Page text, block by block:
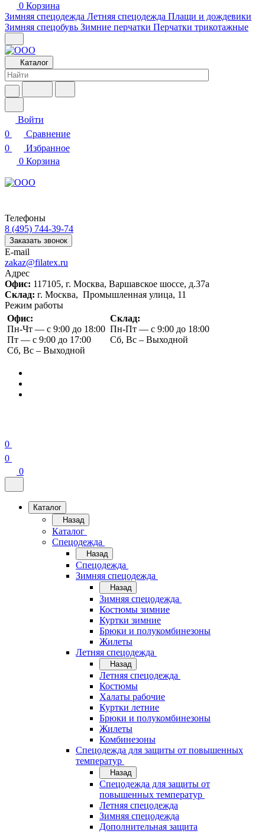
0 Корзина
Зимняя спецодежда Летняя спецодежда Плащи и дождевики
Зимняя спецобувь Зимние перчатки Перчатки трикотажные
Каталог
Войти
0
Сравнение
0
Избранное
0 Корзина
Телефоны
8 (495) 744-39-74
Заказать звонок
E-mail
zakaz@filatex.ru
Адрес
Офис: 117105, г. Москва, Варшавское шоссе, д.37а
Склад: г. Москва, Промышленная улица, 11
Режим работы
Офис:
Пн-Чт — с 9:00 до 18:00
Пт — с 9:00 до 17:00
Сб, Вс – Выходной
Склад:
Пн-Пт — с 9:00 до 18:00
Сб, Вс – Выходной
0
0
0
Каталог
Назад
Каталог
Спецодежда
Назад
Спецодежда
Зимняя спецодежда
Назад
Зимняя спецодежда
Костюмы зимние
Куртки зимние
Брюки и полукомбинезоны
Жилеты
Летняя спецодежда
Назад
Летняя спецодежда
Костюмы
Халаты рабочие
Куртки летние
Брюки и полукомбинезоны
Жилеты
Комбинезоны
Спецодежда для защиты от повышенных
температур
Назад
Спецодежда для защиты от
повышенных температур
Летняя спецодежда
Зимняя спецодежда
Дополнительная защита